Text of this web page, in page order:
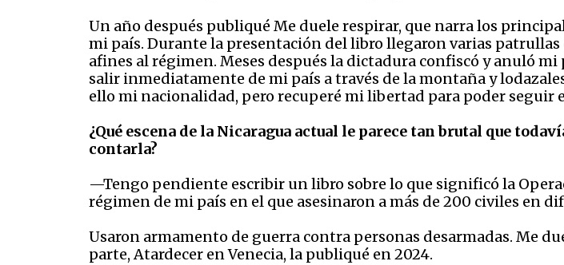
Un año después publiqué Me duele respirar, que narra los
mi país. Durante la presentación del libro llegaron varias
afines al régimen. Meses después la dictadura confiscó y anuló
salir inmediatamente de mi país a través de la montaña y
ello mi nacionalidad, pero recuperé mi libertad para poder seguir
¿Qué escena de la Nicaragua actual le parece tan brutal que
contarla?
—Tengo pendiente escribir un libro sobre lo que significó la
régimen de mi país en el que asesinaron a más de 200 civiles en
Usaron armamento de guerra contra personas desarmadas. Me
parte, Atardecer en Venecia, la publiqué en 2024.